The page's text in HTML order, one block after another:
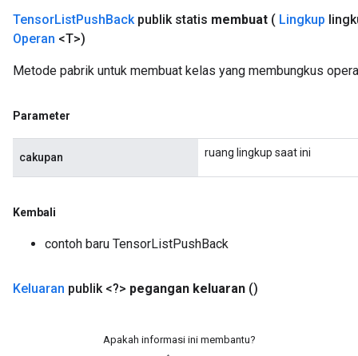
TensorListPushBackpublik statis membuat ( Lingkup
Operan <T>)
Metode pabrik untuk membuat kelas yang membungkus
Parameter
cakupan ruang lingkup saat ini
Kembali
contoh baru TensorListPushBack
Keluaran publik <?> pegangan keluaran ()
Apakah informasi ini membantu?